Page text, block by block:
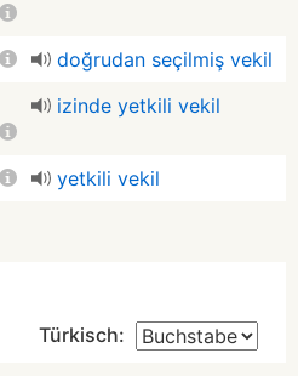
doğrudan seçilmiş vekil
izinde yetkili vekil
yetkili vekil
Türkisch: